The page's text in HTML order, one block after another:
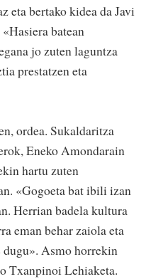
eta bertako kidea da Javi
batean
jo zuten laguntza
prestatzen eta
ordea. Sukaldaritza
Eneko Amondarain
hartu zuten
«Gogoeta bat ibili izan
Herrian badela kultura
eman behar zaiola eta
dugu». Asmo horrekin
Txanpinoi Lehiaketa.